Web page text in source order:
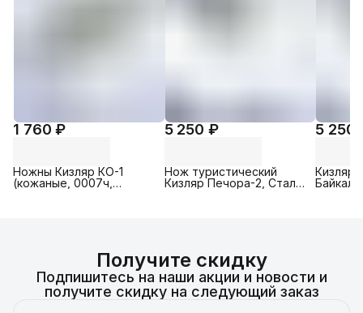
1 760 ₽
Ножны Кизляр КО-1
(кожаные, 0007ч,
5 250 ₽
Нож туристический
Кизляр Печора-2, Сталь:
5 250
Кизляр
Байкал-
Получите скидку
Подпишитесь на наши акции и новости и
получите скидку на следующий заказ